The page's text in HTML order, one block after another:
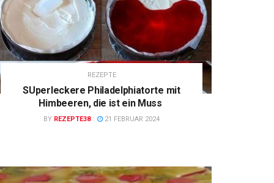
REZEPTE
SUperleckere Philadelphiatorte mit
Himbeeren, die ist ein Muss
BY REZEPTE38 21 FEBRUAR 2024